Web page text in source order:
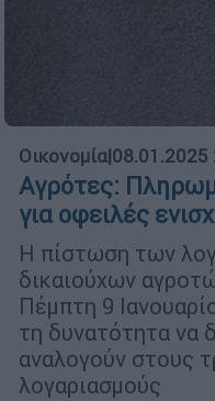
Οικονομία|08.01.2025
Αγρότες:
για οφειλές
Η πίστωση των
δικαιούχων
Πέμπτη 9
τη δυνατότητα να
αναλογούν στους
λογαριασμούς